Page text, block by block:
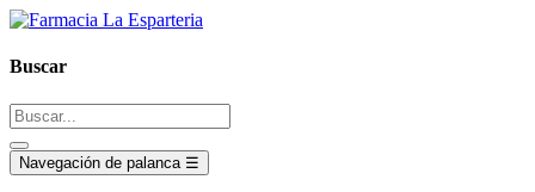
Buscar
Navegación de palanca ☰